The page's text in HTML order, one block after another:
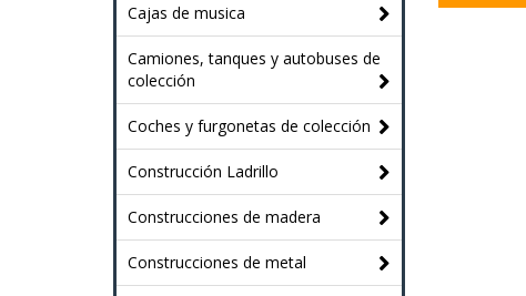
Cajas de musica
Camiones, tanques y autobuses de
colección
Coches y furgonetas de colección
Construcción Ladrillo
Construcciones de madera
Construcciones de metal